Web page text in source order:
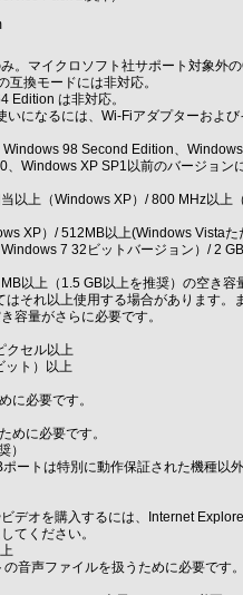
。マイクロソフト社サポート対象外の
換モードには非対応。
Edition は非対応。
いになるには、Wi-Fiアダプターおよ
98 Second Edition、
Windows XP SP1以前のバージョン
以上（Windows XP）/ 800 MHz以上
XP）/ 512MB以上(Windows Vista
7 32ビットバージョン）/ 2
以上（1.5 GB以上を推奨）の空き容
それ以上使用する場合があります。
容量がさらに必要です。
クセル以上
ット）以上
に必要です。
めに必要です。
）
ートは特別に動作保証された機種以
デオを購入するには、Internet
てください。
音声ファイルを扱うために必要です。